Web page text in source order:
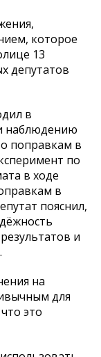
которое
13
депутатов
в
наблюдению
поправкам в
по
в ходе
в
пояснил,
и
на
для
это